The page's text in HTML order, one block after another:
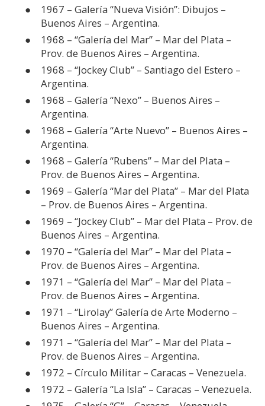
1967 – Galería “Nueva Visión”: Dibujos –
Buenos Aires – Argentina.
1968 – “Galería del Mar” – Mar del Plata –
Prov. de Buenos Aires – Argentina.
1968 – “Jockey Club” – Santiago del Estero –
Argentina.
1968 – Galería “Nexo” – Buenos Aires –
Argentina.
1968 – Galería “Arte Nuevo” – Buenos Aires –
Argentina.
1968 – Galería “Rubens” – Mar del Plata –
Prov. de Buenos Aires – Argentina.
1969 – Galería “Mar del Plata” – Mar del Plata
– Prov. de Buenos Aires – Argentina.
1969 – “Jockey Club” – Mar del Plata – Prov. de
Buenos Aires – Argentina.
1970 – “Galería del Mar” – Mar del Plata –
Prov. de Buenos Aires – Argentina.
1971 – “Galería del Mar” – Mar del Plata –
Prov. de Buenos Aires – Argentina.
1971 – “Lirolay” Galería de Arte Moderno –
Buenos Aires – Argentina.
1971 – “Galería del Mar” – Mar del Plata –
Prov. de Buenos Aires – Argentina.
1972 – Círculo Militar – Caracas – Venezuela.
1972 – Galería “La Isla” – Caracas – Venezuela.